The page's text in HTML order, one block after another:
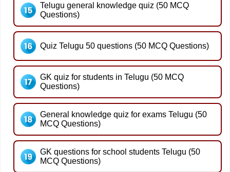
Telugu general knowledge quiz (50 MCQ
Questions)
Quiz Telugu 50 questions (50 MCQ Questions)
GK quiz for students in Telugu (50 MCQ
Questions)
General knowledge quiz for exams Telugu (50
MCQ Questions)
GK questions for school students Telugu (50
MCQ Questions)